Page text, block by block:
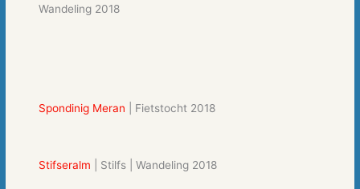
Wandeling 2018
Spondinig Meran | Fietstocht 2018
Stifseralm | Stilfs | Wandeling 2018